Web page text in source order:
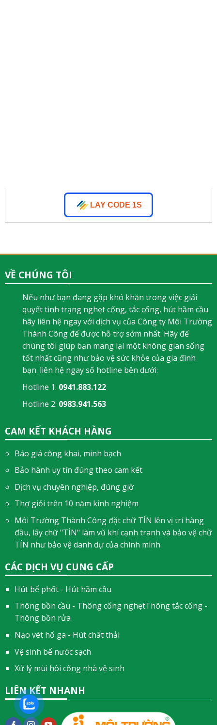
LAY CODE 1S
VỀ CHÚNG TÔI
Nếu như bạn đang gặp khó khăn trong việc giải
quyết tình trạng nghẹt cống, tắc cống, hút hầm cầu
hãy liên hệ ngay với dịch vụ của Công ty Môi Trường
Thành Công để được hỗ trợ sớm nhất. Hãy để
chúng tôi giúp bạn mang lại một không gian sống
tốt nhất cũng như bảo vệ sức khỏe của gia đình
bạn. liên hệ ngay số hotline bên dưới:
Hotline 1: 0941.883.122
Hotline 2: 0983.941.563
CAM KẾT KHÁCH HÀNG
Báo giá công khai, minh bạch
Bảo hành uy tín đúng theo cam kết
Dịch vụ chuyên nghiệp, đúng giờ
Thợ giỏi trên 10 năm kinh nghiệm
Môi Trường Thành Công đặt chữ TÍN lên vị trí hàng
đầu, lấy chữ "TÍN" làm vũ khí cạnh tranh và bảo vệ chữ
TÍN như bảo vệ danh dự của chính mình.
CÁC DỊCH VỤ CUNG CẤP
Hút bể phốt - Hút hầm cầu
Thông bồn cầu - Thông cống nghẹtThông tắc cống -
Thông bồn rửa
Nạo vét hố ga - Hút chất thải
Vệ sinh bể nước sạch
Xử lý mùi hôi cống nhà vệ sinh
LIÊN KẾT NHANH